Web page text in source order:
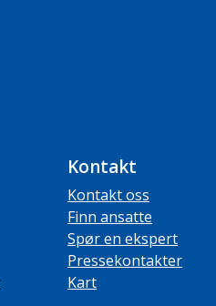
Kontakt
Kontakt oss
Finn ansatte
Spør en ekspert
Pressekontakter
Kart